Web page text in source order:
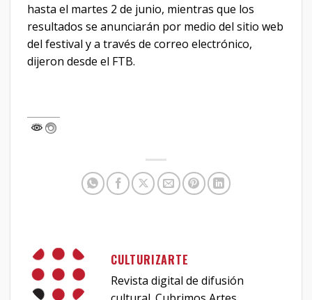
hasta el martes 2 de junio, mientras que los
resultados se anunciarán por medio del sitio web
del festival y a través de correo electrónico,
dijeron desde el FTB.
CULTURIZARTE
Revista digital de difusión